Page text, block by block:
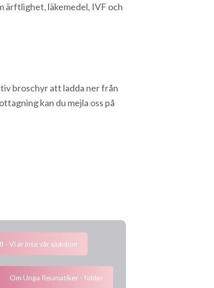
ärftlighet, läkemedel, IVF och
broschyr att ladda ner från
kan du mejla oss på
- Vi är inte vår sjukdom
Om Unga Reumatiker - folder